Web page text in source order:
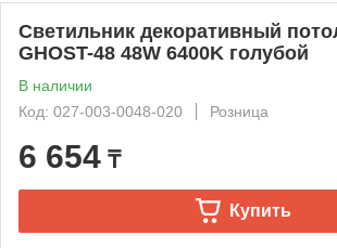
Светильник декоративный
GHOST-48 48W 6400K голубой
В наличии
Код: 027-003-0048-020
Розница
6 654 ₸
Купить